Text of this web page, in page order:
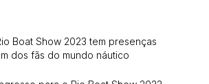
Boat Show 2023 tem presenças
dos fãs do mundo náutico